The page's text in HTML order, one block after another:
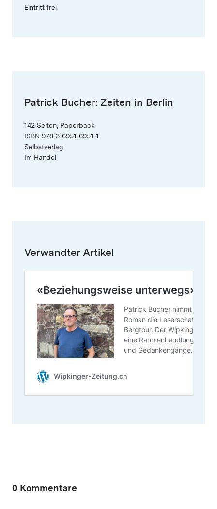
Eintritt frei
Patrick Bucher: Zeiten in Berlin
142 Seiten, Paperback
ISBN 978-3-6951-6951-1
Selbstverlag
Im Handel
Verwandter Artikel
0 Kommentare